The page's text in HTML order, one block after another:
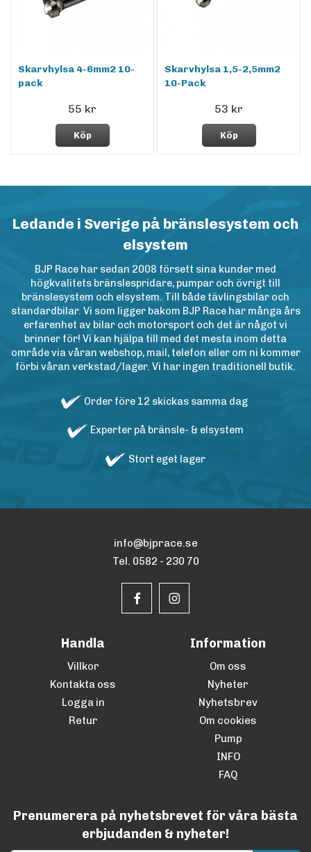
Skarvhylsa 4-6mm2 10-
pack
55 kr
Köp
Skarvhylsa 1,5-2,5mm2
10-Pack
53 kr
Köp
Ledande i Sverige på bränslesystem och
elsystem
BJP Race har sedan 2008 försett sina kunder med
högkvalitets bränslespridare, pumpar och övrigt till
bränslesystem och elsystem. Till både tävlingsbilar och
standardbilar. Vi som ligger bakom BJP Race har många års
erfarenhet av bilar och motorsport och det är något vi
brinner för! Vi kan hjälpa till med det mesta inom detta
område via våran webshop, mail, telefon eller om ni kommer
förbi våran verkstad/lager. Vi har ingen traditionell butik.
Order före 12 skickas samma dag
Experter på bränsle- & elsystem
Stort eget lager
info@bjprace.se
Tel. 0582 - 230 70
Handla
Villkor
Kontakta oss
Logga in
Retur
Information
Om oss
Nyheter
Nyhetsbrev
Om cookies
Pump
INFO
FAQ
Prenumerera på nyhetsbrevet för våra bästa
erbjudanden & nyheter!